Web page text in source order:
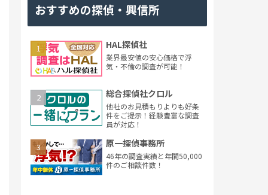
おすすめの探偵・興信所
HAL探偵社
業界最安値の安心価格で浮
気・不倫の調査が可能！
総合探偵社クロル
他社のお見積もりよりも好条
件をご提示！経験豊富な調査
員が対応！
原一探偵事務所
46年の調査実績と年間50,000
件のご相談件数！